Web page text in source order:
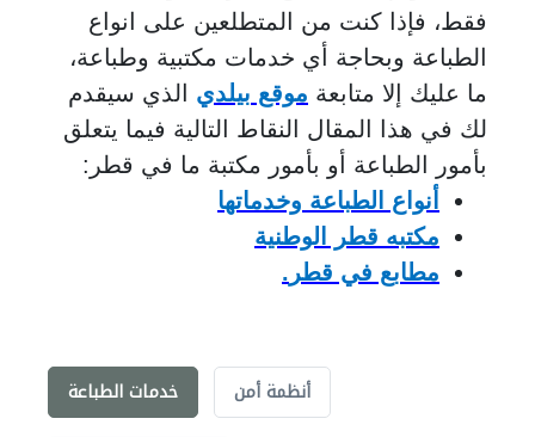
فقط، فإذا كنت من المتطلعين على انواع
الطباعة وبحاجة أي خدمات مكتبية وطباعة،
ما عليك إلا متابعة موقع بيلدي الذي سيقدم
لك في هذا المقال النقاط التالية فيما يتعلق
بأمور الطباعة أو بأمور مكتبة ما في قطر:
أنواع الطباعة وخدماتها
مكتبه قطر الوطنية
مطابع في قطر .
خدمات الطباعة أنظمة أمن